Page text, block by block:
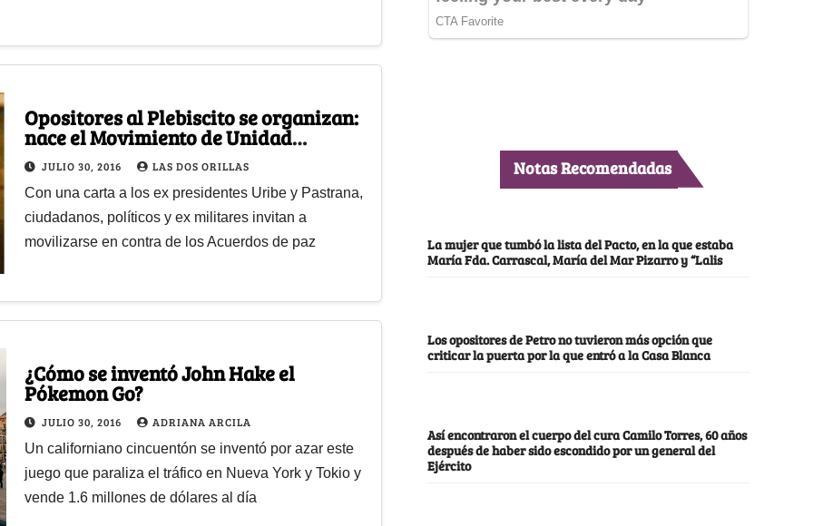
Opositores al Plebiscito se organizan:
nace el Movimiento de Unidad
Republicana
JULIO 30, 2016 LAS DOS ORILLAS
Con una carta a los ex presidentes Uribe y Pastrana,
ciudadanos, políticos y ex militares invitan a
movilizarse en contra de los Acuerdos de paz
¿Cómo se inventó John Hake el
Pókemon Go?
JULIO 30, 2016 ADRIANA ARCILA
Un californiano cincuentón se inventó por azar este
juego que paraliza el tráfico en Nueva York y Tokio y
vende 1.6 millones de dólares al día
Notas Recomendadas
La mujer que tumbó la lista del Pacto, en la que estaba
María Fda. Carrascal, María del Mar Pizarro y “Lalis
Los opositores de Petro no tuvieron más opción que
criticar la puerta por la que entró a la Casa Blanca
Así encontraron el cuerpo del cura Camilo Torres, 60 años
después de haber sido escondido por un general del
Ejército